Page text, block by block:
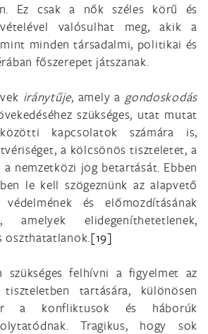
Ez csak a nők széles körű és
valósulhat meg, akik a
minden társadalmi, politikai és
főszerepet játszanak.
iránytűje, amely a gondoskodás
szükséges, utat mutat
kapcsolatok számára is,
a kölcsönös tiszteletet, a
nemzetközi jog betartását. Ebben
le kell szögeznünk az alapvető
és előmozdításának
amelyek elidegeníthetetlenek,
oszthatatlanok.[19]
szükséges felhívni a figyelmet az
tartására, különösen
a konfliktusok és háborúk
Tragikus, hogy sok